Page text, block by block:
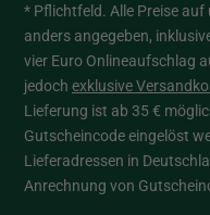
* Pflichtfeld. Alle Preise auf
anders angegeben,
vier Euro Onlineaufschlag
jedoch exklusive
Lieferung ist ab 35 €
Gutscheincode eingelöst
Lieferadressen in
Anrechnung von